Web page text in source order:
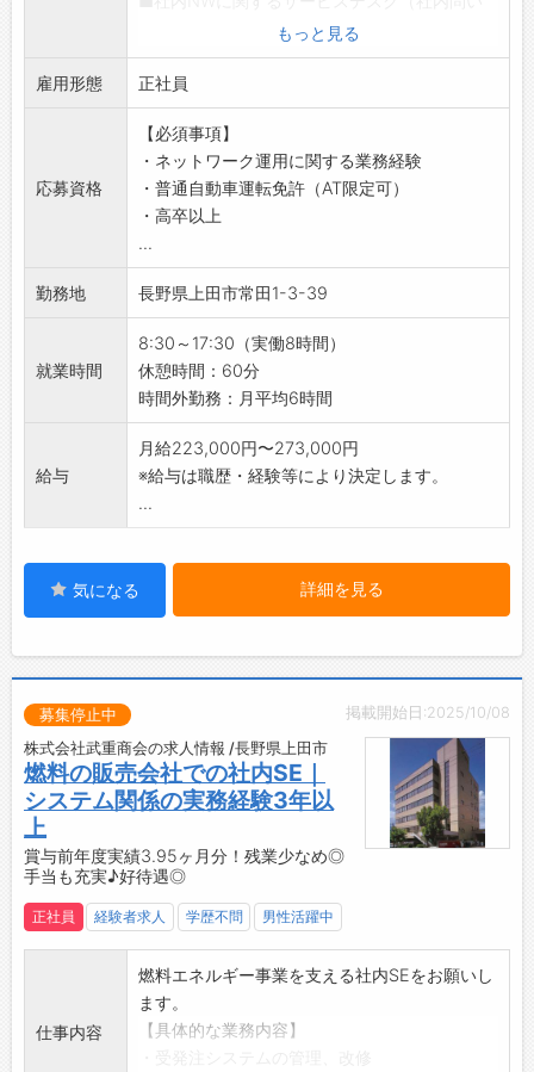
・ソフトウェアのインストール／アンインスト
ール
・ソフトウェアの各種パラメータ設定
・プリンタ等の各種デバイスの設定及びドライ
バの設定
・PCやNWの初期故障原因究明、軽微な故障対
応、修繕
・NW配線の施工・撤去
・操作に関する問い合わせ対応
■各種ソフトウェアやPCを活用した業務改善
・ソフトウェアバージョンの適切な管理
・社内各所で実施するテレワーク会議等の準備
サポート
■広報業務・経営企画業務
＊変更範囲：会社の定める業務
・その後はOJT研修を通じて、先輩がマンツー
・小規模な会社ならではの和気あいあいとした
職場環境です♪
・社員同士が日常的にコミュニケーションを取
り合っています＾＾
・仕事で悩んだり、プライベートな相談があっ
たりする際にも、気軽に頼れる先輩や仲間が近
・支え合いながら成長できる職場で、あなたも
安心して働くことができます！
【働き方に関して】
◇年間休日121日&土日祝休み♪
です◎
◇残業少なめ◎
・月6時間程度と少なめで、プライベートも大
もっと見る
雇用形態 正社員
応募資格
【必須事項】
・ネットワーク運用に関する業務経験
・普通自動車運転免許（AT限定可）
・高卒以上
...
勤務地 長野県上田市常田1-3-39
就業時間
8:30～17:30（実働8時間）
休憩時間：60分
時間外勤務：月平均6時間
給与
月給223,000円〜273,000円
※給与は職歴・経験等により決定します。
...
気になる 詳細を見る
掲載開始日:2025/10/08
募集停止中
株式会社武重商会の求人情報 /長野県上田市
燃料の販売会社での社内SE｜
システム関係の実務経験3年以
上
賞与前年度実績3.95ヶ月分！残業少なめ◎
手当も充実♪好待遇◎
正社員 経験者求人 学歴不問 男性活躍中
仕事内容
燃料エネルギー事業を支える社内SEをお願いし
ます。
【具体的な業務内容】